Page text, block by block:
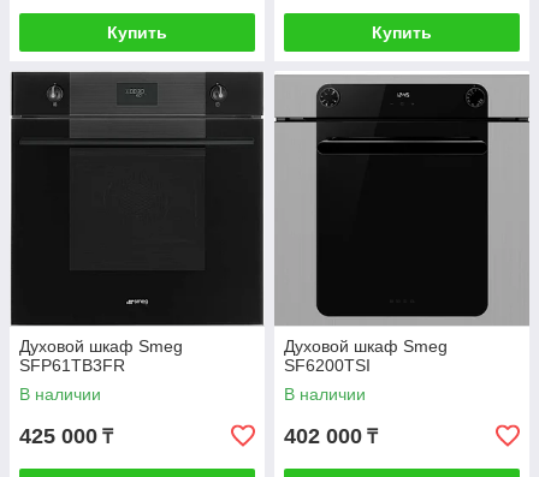
Купить Купить
Духовой шкаф Smeg
SFP61TB3FR
В наличии
425 000 ₸
Духовой шкаф Smeg
SF6200TSI
В наличии
402 000 ₸